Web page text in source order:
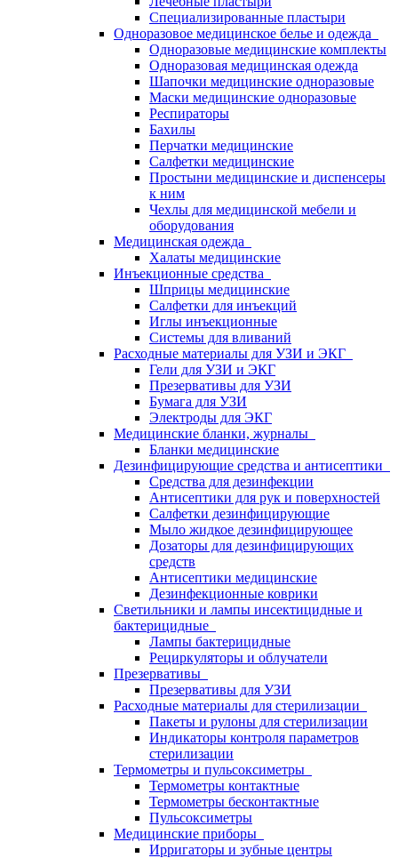
Специализированные пластыри
Одноразовое медицинское белье и одежда
Одноразовые медицинские комплекты
Одноразовая медицинская одежда
Шапочки медицинские одноразовые
Маски медицинские одноразовые
Респираторы
Бахилы
Перчатки медицинские
Салфетки медицинские
Простыни медицинские и диспенсеры
к ним
Чехлы для медицинской мебели и
оборудования
Медицинская одежда
Халаты медицинские
Инъекционные средства
Шприцы медицинские
Салфетки для инъекций
Иглы инъекционные
Системы для вливаний
Расходные материалы для УЗИ и ЭКГ
Гели для УЗИ и ЭКГ
Презервативы для УЗИ
Бумага для УЗИ
Электроды для ЭКГ
Медицинские бланки, журналы
Бланки медицинские
Дезинфицирующие средства и антисептики
Средства для дезинфекции
Антисептики для рук и поверхностей
Салфетки дезинфицирующие
Мыло жидкое дезинфицирующее
Дозаторы для дезинфицирующих
средств
Антисептики медицинские
Дезинфекционные коврики
Светильники и лампы инсектицидные и
бактерицидные
Лампы бактерицидные
Рециркуляторы и облучатели
Презервативы
Презервативы для УЗИ
Расходные материалы для стерилизации
Пакеты и рулоны для стерилизации
Индикаторы контроля параметров
стерилизации
Термометры и пульсоксиметры
Термометры контактные
Термометры бесконтактные
Пульсоксиметры
Медицинские приборы
Ирригаторы и зубные центры